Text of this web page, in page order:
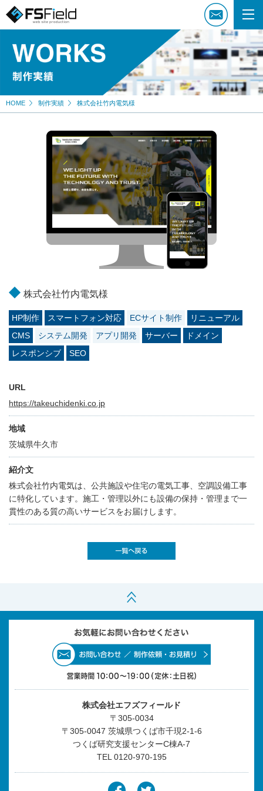
HOME 制作実績 株式会社竹内電気様
株式会社竹内電気様
HP制作 スマートフォン対応 ECサイト制作
リニューアル
CMS
システム開発 アプリ開発 サーバー
ドメイン
レスポンシブ
SEO
URL
https://takeuchidenki.co.jp
地域
茨城県牛久市
紹介文
株式会社竹内電気は、公共施設や住宅の電気工事、空調設備工事
に特化しています。施工・管理以外にも設備の保持・管理まで一
貫性のある質の高いサービスをお届けします。
株式会社エフズフィールド
〒305-0034
〒305-0047 茨城県つくば市千現2-1-6
つくば研究支援センターC棟A-7
TEL 0120-970-195